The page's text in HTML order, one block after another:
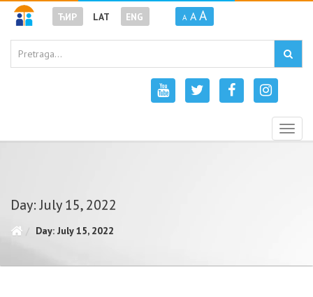
ЋИР LAT ENG A A A
Day: July 15, 2022
Day: July 15, 2022